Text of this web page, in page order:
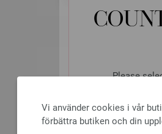
Please
Vi använder cookies i vår
förbättra butiken och din